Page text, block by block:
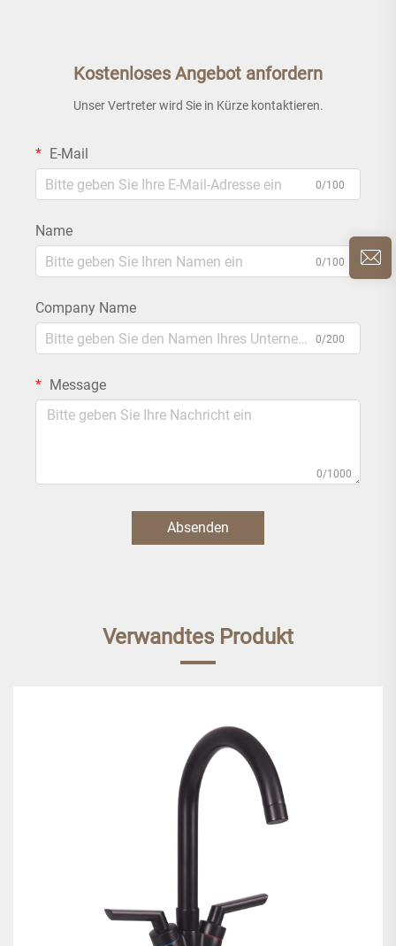
Kostenloses Angebot anfordern
Unser Vertreter wird Sie in Kürze kontaktieren.
E-Mail
0/100
Name
0/100
Company Name
0/200
Message
0/1000
Absenden
Verwandtes Produkt